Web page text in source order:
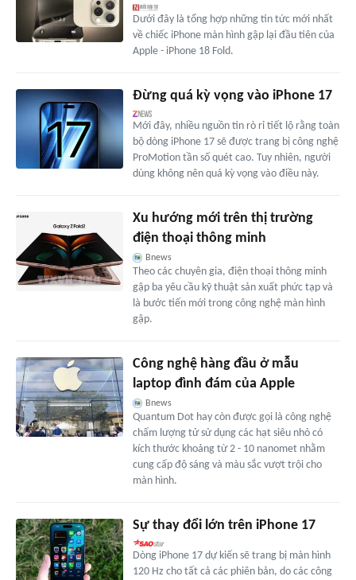
Dưới đây là tổng hợp những tin tức mới nhất
về chiếc iPhone màn hình gập lại đầu tiên của
Apple - iPhone 18 Fold.
Đừng quá kỳ vọng vào iPhone 17
Mới đây, nhiều nguồn tin rò rỉ tiết lộ rằng toàn
bộ dòng iPhone 17 sẽ được trang bị công nghệ
ProMotion tần số quét cao. Tuy nhiên, người
dùng không nên quá kỳ vọng vào điều này.
Xu hướng mới trên thị trường
điện thoại thông minh
Bnews
Theo các chuyên gia, điện thoại thông minh
gập ba yêu cầu kỹ thuật sản xuất phức tạp và
là bước tiến mới trong công nghệ màn hình
gập.
Công nghệ hàng đầu ở mẫu
laptop đình đám của Apple
Bnews
Quantum Dot hay còn được gọi là công nghệ
chấm lượng tử sử dụng các hạt siêu nhỏ có
kích thước khoảng từ 2 - 10 nanomet nhằm
cung cấp độ sáng và màu sắc vượt trội cho
màn hình.
Sự thay đổi lớn trên iPhone 17
Dòng iPhone 17 dự kiến sẽ trang bị màn hình
120 Hz cho tất cả các phiên bản, do các công